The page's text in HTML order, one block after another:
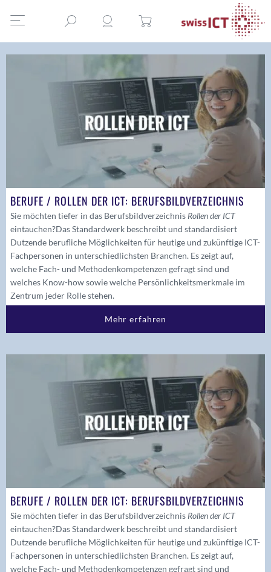
BERUFE / ROLLEN DER ICT: BERUFSBILDVERZEICHNIS
Sie möchten tiefer in das Berufsbildverzeichnis Rollen der ICT
eintauchen?Das Standardwerk beschreibt und standardisiert
Dutzende berufliche Möglichkeiten für heutige und zukünftige ICT-
Fachpersonen in unterschiedlichsten Branchen. Es zeigt auf,
welche Fach- und Methodenkompetenzen gefragt sind und
welches Know-how sowie welche Persönlichkeitsmerkmale im
Zentrum jeder Rolle stehen.
Mehr erfahren
BERUFE / ROLLEN DER ICT: BERUFSBILDVERZEICHNIS
Sie möchten tiefer in das Berufsbildverzeichnis Rollen der ICT
eintauchen?Das Standardwerk beschreibt und standardisiert
Dutzende berufliche Möglichkeiten für heutige und zukünftige ICT-
Fachpersonen in unterschiedlichsten Branchen. Es zeigt auf,
welche Fach- und Methodenkompetenzen gefragt sind und